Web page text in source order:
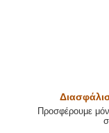
Προσφέρουμε